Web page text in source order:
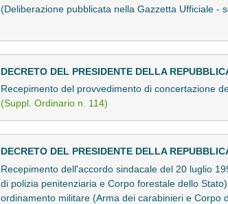
(Deliberazione pubblicata nella Gazzetta Ufficiale -
DECRETO DEL PRESIDENTE DELLA
Recepimento del provvedimento di concertazione
(Suppl. Ordinario n. 114)
DECRETO DEL PRESIDENTE DELLA
Recepimento dell'accordo sindacale del 20 luglio
di polizia penitenziaria e Corpo forestale dello
ordinamento militare (Arma dei carabinieri e Corpo